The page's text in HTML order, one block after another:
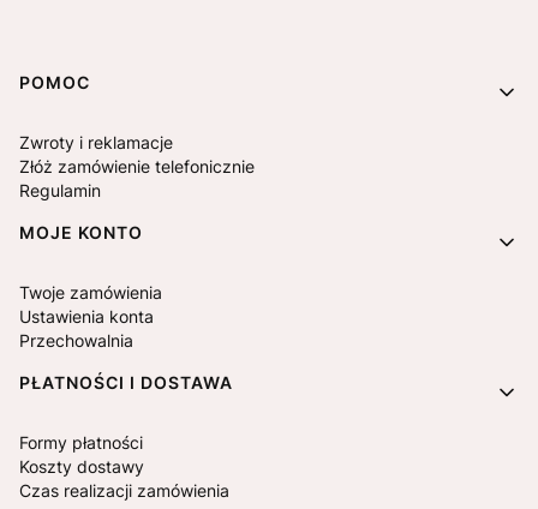
Linki w stopce
POMOC
Zwroty i reklamacje
Złóż zamówienie telefonicznie
Regulamin
MOJE KONTO
Twoje zamówienia
Ustawienia konta
Przechowalnia
PŁATNOŚCI I DOSTAWA
Formy płatności
Koszty dostawy
Czas realizacji zamówienia